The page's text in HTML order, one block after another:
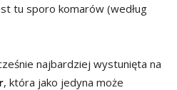
tu sporo komarów (według
najbardziej wystunięta na
, która jako jedyna może